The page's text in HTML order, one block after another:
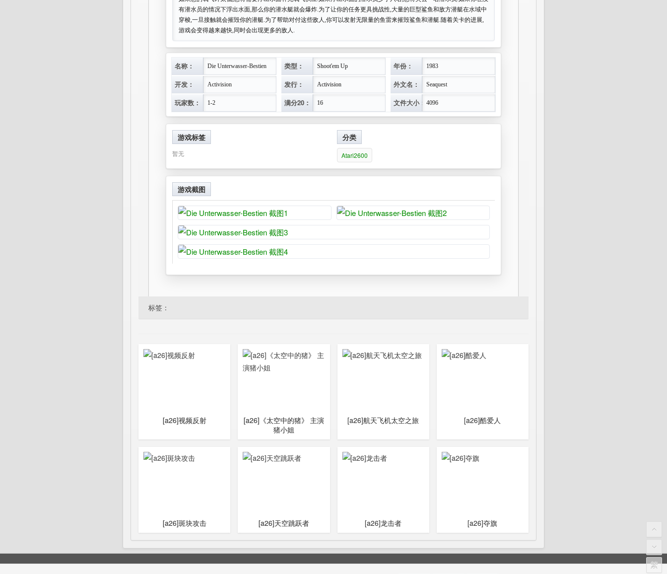
有潜水员的情况下浮出水面,那么你的潜水艇就会爆炸.为了让你的任务更具挑战性,大量的巨型鲨鱼和敌方潜艇在水域中
穿梭,一旦接触就会摧毁你的潜艇.为了帮助对付这些敌人,你可以发射无限量的鱼雷来摧毁鲨鱼和潜艇.随着关卡的进展,
游戏会变得越来越快,同时会出现更多的敌人.
名称： Die Unterwasser-Bestien 类型： Shoot'em Up 年份： 1983
开发： Activision 发行： Activision 外文名： Seaquest
玩家数： 1-2 满分20： 16 文件大小： 4096
游戏标签
暂无
分类
Atari2600
游戏截图
标签：
[a26]视频反射
[a26]《太空中的猪》 主演
猪小姐
[a26]航天飞机太空之旅 [a26]酷爱人
[a26]斑块攻击 [a26]天空跳跃者 [a26]龙击者 [a26]夺旗
繁